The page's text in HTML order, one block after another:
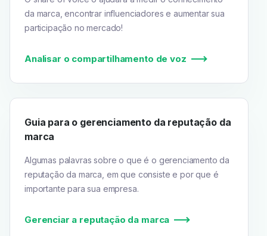
da marca, encontrar influenciadores e aumentar sua
participação no mercado!
Analisar o compartilhamento de voz
Guia para o gerenciamento da reputação da
marca
Algumas palavras sobre o que é o gerenciamento da
reputação da marca, em que consiste e por que é
importante para sua empresa.
Gerenciar a reputação da marca